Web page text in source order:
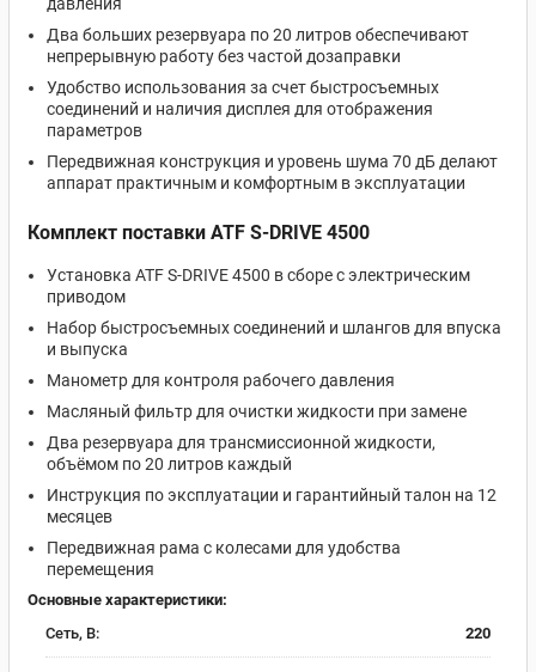
Два больших резервуара по 20 литров обеспечивают
непрерывную работу без частой дозаправки
Удобство использования за счет быстросъемных
соединений и наличия дисплея для отображения
параметров
Передвижная конструкция и уровень шума 70 дБ делают
аппарат практичным и комфортным в эксплуатации
Комплект поставки ATF S-DRIVE 4500
Установка ATF S-DRIVE 4500 в сборе с электрическим
приводом
Набор быстросъемных соединений и шлангов для впуска
и выпуска
Манометр для контроля рабочего давления
Масляный фильтр для очистки жидкости при замене
Два резервуара для трансмиссионной жидкости,
объёмом по 20 литров каждый
Инструкция по эксплуатации и гарантийный талон на 12
месяцев
Передвижная рама с колесами для удобства
перемещения
Основные характеристики:
Сеть, В:
220